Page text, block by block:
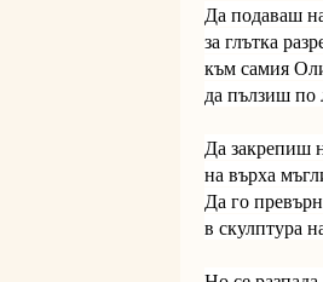
Да подаваш
за глътка
към самия
да пълзиш
Да закрепиш
на върха
Да го
в скулптура